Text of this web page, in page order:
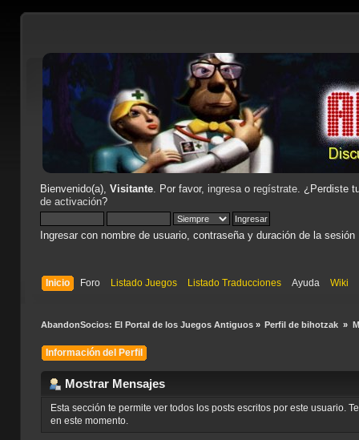
Bienvenido(a), Visitante. Por favor, ingresao regístrate. ¿Perdiste
de activación?
Ingresar con nombre de usuario, contraseña y duración de la sesión
Inicio Foro Listado Juegos Listado Traducciones Ayuda Wiki
AbandonSocios: El Portal de los Juegos Antiguos» Perfil de bihotzak »
Información del Perfil
Mostrar Mensajes
Esta sección te permite ver todos los posts escritos por este usuario.
en este momento.